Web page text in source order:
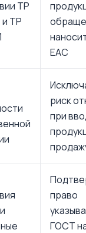
ТР
и ТР
ЕАС
риск
при
право
ГОСТ